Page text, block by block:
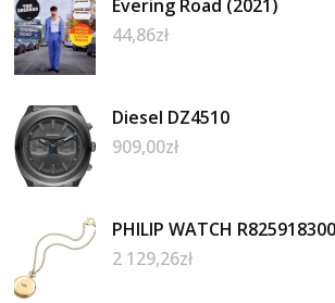
Evering Road (2021)
44,86zł
Diesel DZ4510
909,00zł
PHILIP WATCH
2 129,26zł